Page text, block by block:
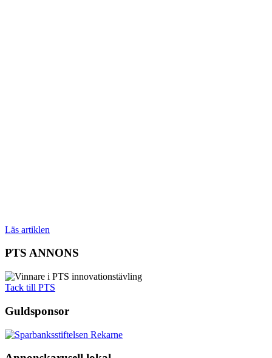
Läs artiklen
PTS ANNONS
Tack till PTS
Guldsponsor